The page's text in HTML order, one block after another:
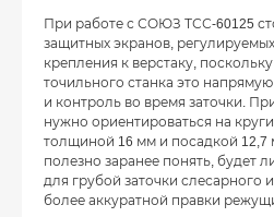
При работе с СОЮЗ ТСС-60125
защитных экранов,
крепления к верстаку,
точильного станка это
и контроль во время заточки.
нужно ориентироваться на
толщиной 16 мм и посадкой 12,7
полезно заранее понять, будет
для грубой заточки слесарного
более аккуратной правки